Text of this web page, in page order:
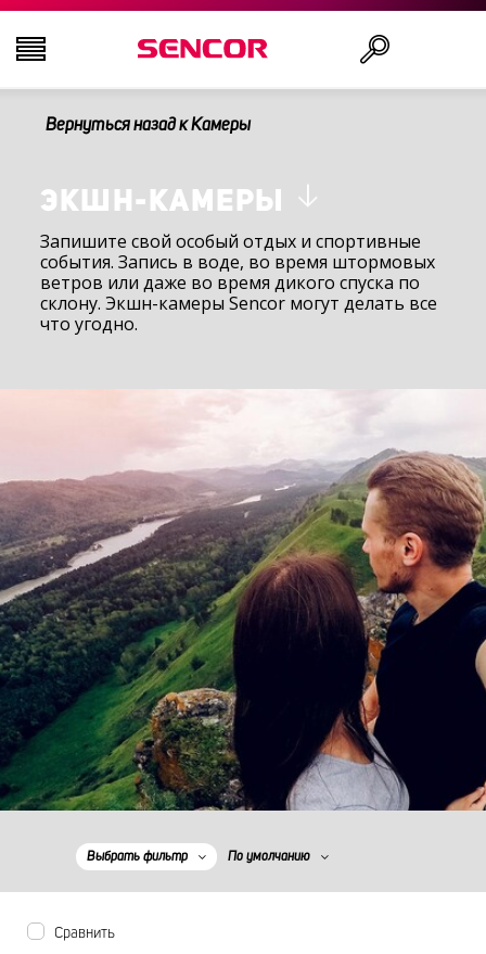
ТЕЛЕВИЗОРЫ
АУДИО-ВИДЕО
КУХНЯ
БЫТОВАЯ ТЕХНИКА
ТОВАРЫ ДЛЯ ЗДОРОВЬЯ И КРАСОТЫ
ОФИС И КАБЕЛИ
Вернуться назад к Камеры
ЭКШН-КАМЕРЫ
Запишите свой особый отдых и спортивные
события. Запись в воде, во время штормовых
ветров или даже во время дикого спуска по
склону. Экшн-камеры Sencor могут делать все
что угодно.
Выбрать фильтр По умолчанию
Сравнить